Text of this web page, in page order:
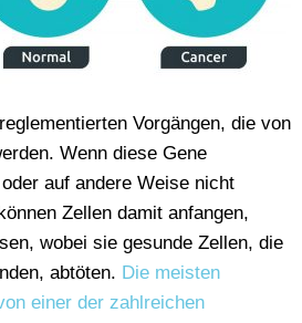
Vorgängen, die von
Wenn diese Gene
auf andere Weise nicht
Zellen damit anfangen,
wobei sie gesunde Zellen, die
abtöten. Die meisten
einer der zahlreichen